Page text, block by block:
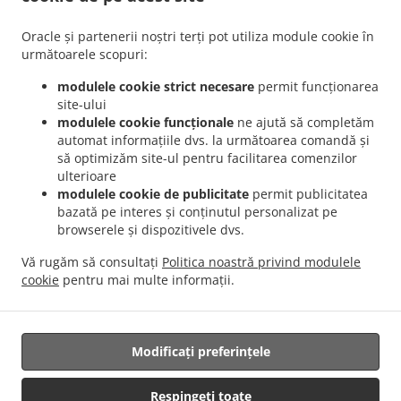
Oracle și partenerii noștri terți pot utiliza module cookie în
următoarele scopuri:
modulele cookie strict necesare permit funcționarea
site-ului
modulele cookie funcționale ne ajută să completăm
automat informațiile dvs. la următoarea comandă și
să optimizăm site-ul pentru facilitarea comenzilor
ulterioare
modulele cookie de publicitate permit publicitatea
bazată pe interes și conținutul personalizat pe
browserele și dispozitivele dvs.
Vă rugăm să consultați Politica noastră privind modulele
cookie pentru mai multe informații.
Respingeți toate
Modificați preferințele
. Livrare mâncare Romanesc București Pajura
București Dămăroaia
Livrare mâncare Romanesc București Băneasa
Livrare
mâncare Romanesc București Sector 3
Livrare mâncare Romanesc București Sector 5 .
Livrare mâncare Romanesc
București Sector 6
Livrare mâncare Romanesc București Fundeni
Livrare mâncare
Romanesc București . Livrare mâncare Romanesc Popești-Leordeni Sector 3 . Livrare
mâncare Romanesc Popești-Leordeni Sector 4
. Livrare mâncare Romanesc Popești-
.
Dobroești Sector 2
Livrare mâncare Romanesc Dobroești
Livrare mâncare
Romanesc Voluntari Pipera
Livrare mâncare Romanesc Voluntari Sector 2
mâncare Romanesc Jilava
Livrare mâncare Romanesc Bragadiru .